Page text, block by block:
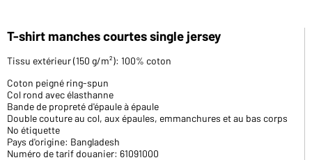
T-shirt manches courtes single jersey
Tissu extérieur (150 g/m²): 100% coton
Coton peigné ring-spun
Col rond avec élasthanne
Bande de propreté d'épaule à épaule
Double couture au col, aux épaules, emmanchures et au bas corps
No étiquette
Pays d'origine: Bangladesh
Numéro de tarif douanier: 61091000